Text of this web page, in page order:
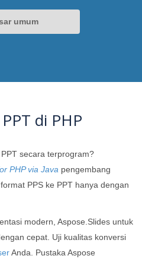
umum
di PHP
secara terprogram?
PHP via Java pengembang
PPS ke PPT hanya dengan
modern, Aspose.Slides untuk
cepat. Uji kualitas konversi
Anda. Pustaka Aspose